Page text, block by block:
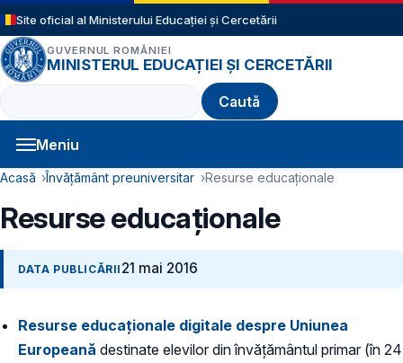
Sari la conținutul principal
Site oficial al Ministerului Educației și Cercetării
GUVERNUL ROMÂNIEI
MINISTERUL EDUCAȚIEI ȘI CERCETĂRII
Caută
Meniu
Navigație principală
Cale de navigare
Acasă Învățământ preuniversitar Resurse educaționale
Resurse educaționale
DATA PUBLICĂRII 21 mai 2016
Resurse educaționale digitale despre Uniunea
Europeană destinate elevilor din învățământul primar (în 24